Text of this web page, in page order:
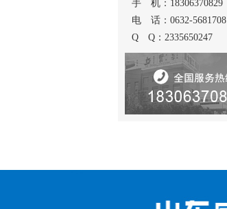
手 机：18306370829
电 话：0632-5681708
Q Q：2335650247